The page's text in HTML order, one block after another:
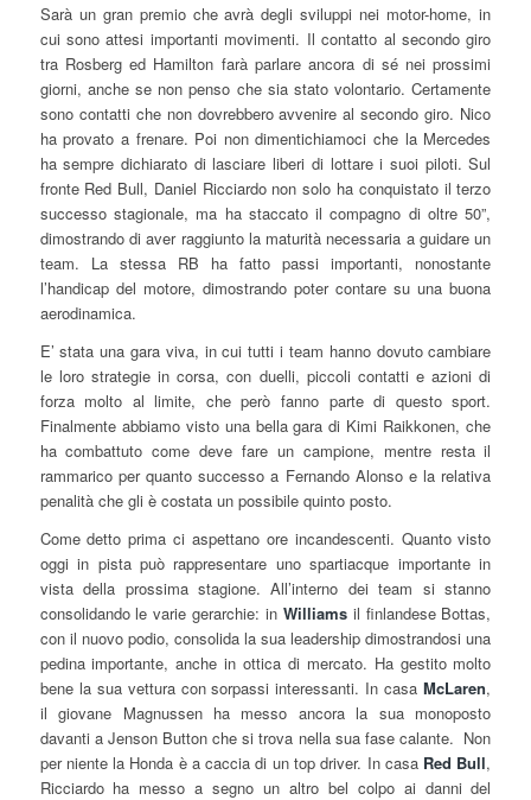
Sarà un gran premio che avrà degli sviluppi nei motor-home, in
cui sono attesi importanti movimenti. Il contatto al secondo giro
tra Rosberg ed Hamilton farà parlare ancora di sé nei prossimi
giorni, anche se non penso che sia stato volontario. Certamente
sono contatti che non dovrebbero avvenire al secondo giro. Nico
ha provato a frenare. Poi non dimentichiamoci che la Mercedes
ha sempre dichiarato di lasciare liberi di lottare i suoi piloti. Sul
fronte Red Bull, Daniel Ricciardo non solo ha conquistato il terzo
successo stagionale, ma ha staccato il compagno di oltre 50”,
dimostrando di aver raggiunto la maturità necessaria a guidare un
team. La stessa RB ha fatto passi importanti, nonostante
l’handicap del motore, dimostrando poter contare su una buona
aerodinamica.
E’ stata una gara viva, in cui tutti i team hanno dovuto cambiare
le loro strategie in corsa, con duelli, piccoli contatti e azioni di
forza molto al limite, che però fanno parte di questo sport.
Finalmente abbiamo visto una bella gara di Kimi Raikkonen, che
ha combattuto come deve fare un campione, mentre resta il
rammarico per quanto successo a Fernando Alonso e la relativa
penalità che gli è costata un possibile quinto posto.
Come detto prima ci aspettano ore incandescenti. Quanto visto
oggi in pista può rappresentare uno spartiacque importante in
vista della prossima stagione. All’interno dei team si stanno
consolidando le varie gerarchie: in Williamsil finlandese Bottas,
con il nuovo podio, consolida la sua leadership dimostrandosi una
pedina importante, anche in ottica di mercato. Ha gestito molto
bene la sua vettura con sorpassi interessanti. In casaMcLaren,
il giovane Magnussen ha messo ancora la sua monoposto
davanti a Jenson Button che si trova nella sua fase calante. Non
per niente la Honda è a caccia di un top driver. In casa Red Bull,
Ricciardo ha messo a segno un altro bel colpo ai danni del